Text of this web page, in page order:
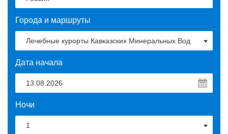
Города и маршруты
Дата начала
Ночи